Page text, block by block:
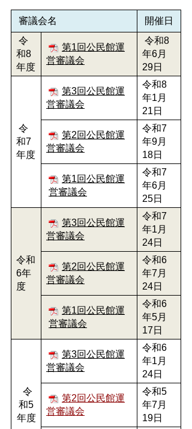
審議会名
開催日
令
和8
年度
第1回公民館運
営審議会
令和8
年6月
29日
令
和7
年度
第3回公民館運
営審議会
令和8
年1月
21日
第2回公民館運
営審議会
令和7
年9月
18日
第1回公民館運
営審議会
令和7
年6月
25日
令和
6年
度
第3回公民館運
営審議会
令和7
年1月
24日
第2回公民館運
営審議会
令和6
年7月
24日
第1回公民館運
営審議会
令和6
年5月
17日
令
和5
年度
第3回公民館運
営審議会
令和6
年1月
24日
第2回公民館運
営審議会
令和5
年7月
19日